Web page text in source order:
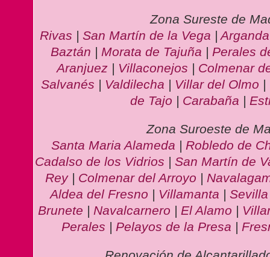
Zona Sureste de
Rivas | San Martín de la Vega |Arganda
Baztán | Morata de Tajuña | Perales
Aranjuez | Villaconejos | Colmenar
Salvanés | Valdilecha | Villar del Olmo |
de Tajo | Carabaña |
Zona Suroeste de
Santa Maria Alameda | Robledo de
Cadalso de los Vidrios | San Martín de
Rey | Colmenar del Arroyo |
Aldea del Fresno | Villamanta |
Brunete | Navalcarnero | El Alamo |
Perales | Pelayos de la Presa |